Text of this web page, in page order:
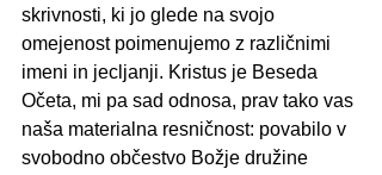
skrivnosti, ki jo glede na svojo
omejenost poimenujemo z različnimi
imeni in jecljanji. Kristus je Beseda
Očeta, mi pa sad odnosa, prav tako vas
naša materialna resničnost: povabilo v
svobodno občestvo Božje družine